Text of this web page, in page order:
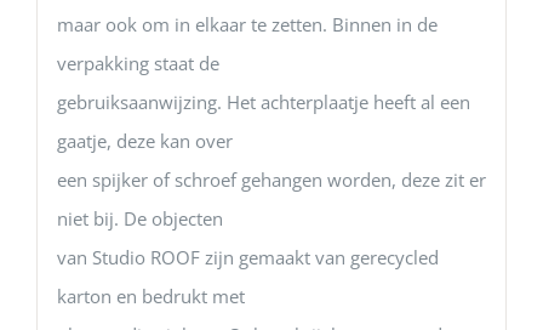
maar ook om in elkaar te zetten. Binnen in de
verpakking staat de
gebruiksaanwijzing. Het achterplaatje heeft al een
gaatje, deze kan over
een spijker of schroef gehangen worden, deze zit er
niet bij. De objecten
van Studio ROOF zijn gemaakt van gerecycled
karton en bedrukt met